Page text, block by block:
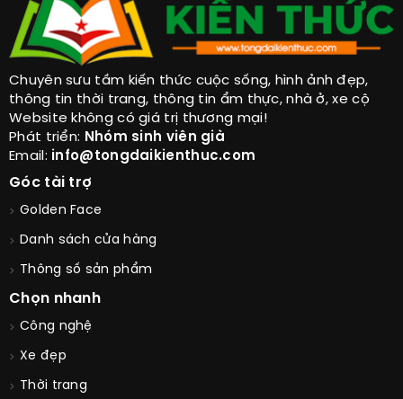
Chuyên sưu tầm kiến thức cuộc sống, hình ảnh đẹp,
thông tin thời trang, thông tin ẩm thực, nhà ở, xe cộ
Website không có giá trị thương mại!
Phát triển: Nhóm sinh viên già
Email: info@tongdaikienthuc.com
Góc tài trợ
Golden Face
Danh sách cửa hàng
Thông số sản phẩm
Chọn nhanh
Công nghệ
Xe đẹp
Thời trang